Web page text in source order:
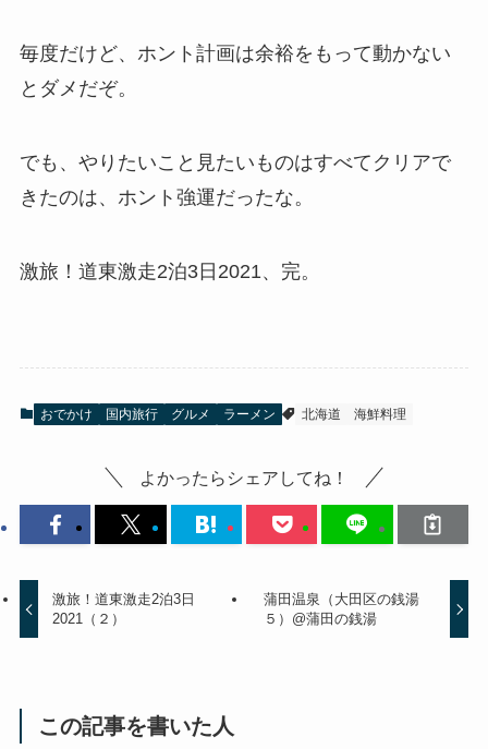
毎度だけど、ホント計画は余裕をもって動かない
とダメだぞ。
でも、やりたいこと見たいものはすべてクリアで
きたのは、ホント強運だったな。
激旅！道東激走2泊3日2021、完。
おでかけ 国内旅行 グルメ ラーメン 北海道 海鮮料理
よかったらシェアしてね！
激旅！道東激走2泊3日
2021（２）
蒲田温泉（大田区の銭湯
５）@蒲田の銭湯
この記事を書いた人